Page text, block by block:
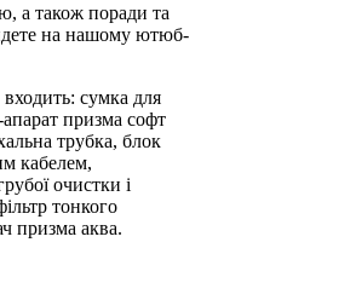
а також поради та
на нашому ютюб-
сумка для
призма софт
трубка, блок
кабелем,
очистки і
тонкого
призма аква.